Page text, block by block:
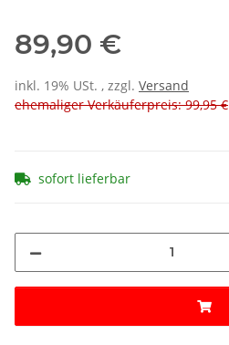
89,90 €
inkl. 19% USt. , zzgl. Versand
ehemaliger Verkäuferpreis: 99,95 €
sofort lieferbar